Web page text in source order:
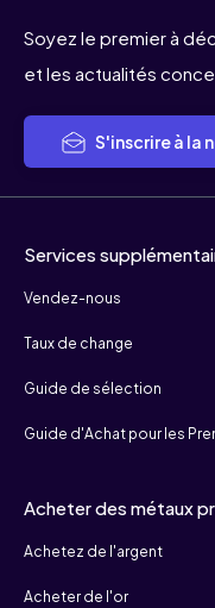
Soyez le premier à
et les actualités
S'inscrire à la
Services
Vendez-nous
Taux de change
Guide de sélection
Guide d'Achat pour les
Acheter des métaux
Achetez de l'argent
Acheter de l'or